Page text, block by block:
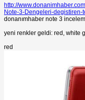
http://
Note-3-Dengeleri-
donanımhaber note 3
yeni renkler geldi: red, white
red